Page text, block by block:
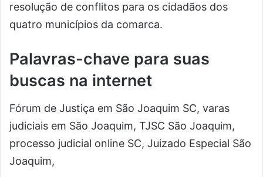
resolução de conflitos para os cidadãos dos
quatro municípios da comarca.
Palavras-chave para suas
buscas na internet
Fórum de Justiça em São Joaquim SC, varas
judiciais em São Joaquim, TJSC São Joaquim,
processo judicial online SC, Juizado Especial São
Joaquim,